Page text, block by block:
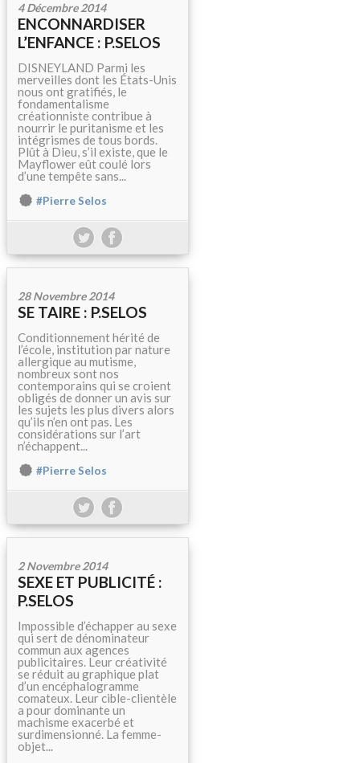
4 Décembre 2014
ENCONNARDISER
L’ENFANCE : P.SELOS
DISNEYLAND Parmi les
merveilles dont les États-Unis
nous ont gratifiés, le
fondamentalisme
créationniste contribue à
nourrir le puritanisme et les
intégrismes de tous bords.
Plût à Dieu, s’il existe, que le
Mayflower eût coulé lors
d’une tempête sans...
#Pierre Selos
28 Novembre 2014
SE TAIRE : P.SELOS
Conditionnement hérité de
l’école, institution par nature
allergique au mutisme,
nombreux sont nos
contemporains qui se croient
obligés de donner un avis sur
les sujets les plus divers alors
qu’ils n’en ont pas. Les
considérations sur l’art
n’échappent...
#Pierre Selos
2 Novembre 2014
SEXE ET PUBLICITÉ :
P.SELOS
Impossible d’échapper au sexe
qui sert de dénominateur
commun aux agences
publicitaires. Leur créativité
se réduit au graphique plat
d’un encéphalogramme
comateux. Leur cible-clientèle
a pour dominante un
machisme exacerbé et
surdimensionné. La femme-
objet...